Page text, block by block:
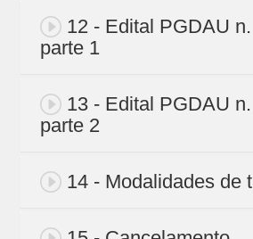
12 - Edital PGDAU
parte 1
13 - Edital PGDAU
parte 2
14 - Modalidades de